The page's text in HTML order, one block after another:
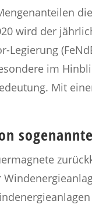
wird der
im
Mit